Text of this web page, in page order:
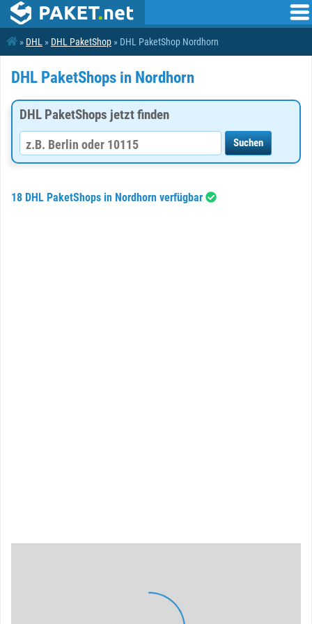
» DHL » DHL PaketShop » DHL PaketShop Nordhorn
DHL PaketShops in Nordhorn
DHL PaketShops jetzt finden
18 DHL PaketShops in Nordhorn verfügbar